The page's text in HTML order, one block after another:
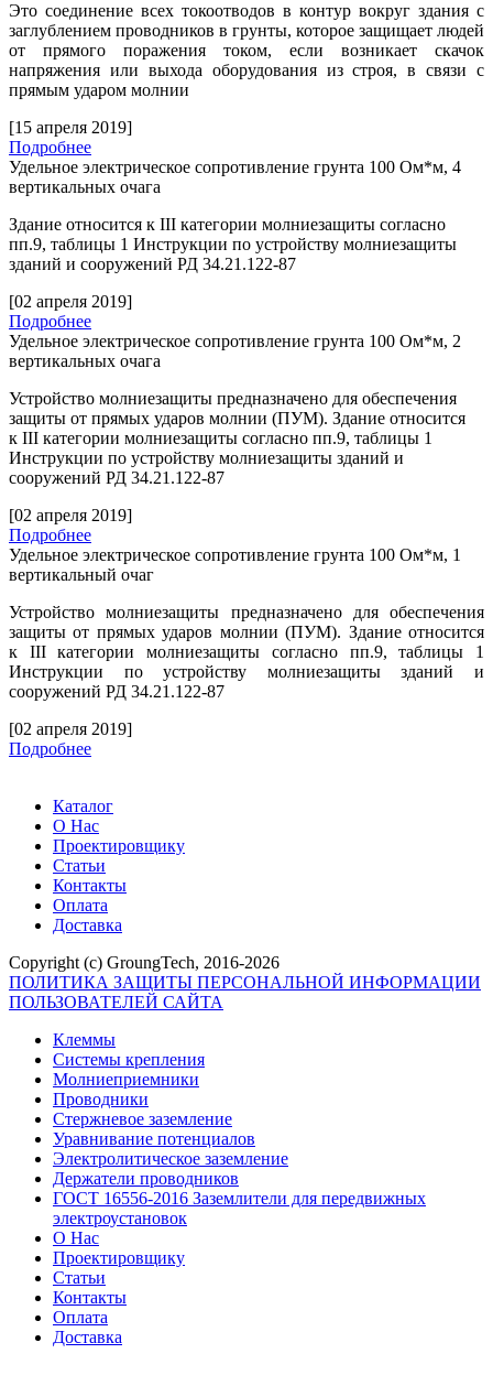
Это соединение всех токоотводов в контур вокруг здания с
заглублением проводников в грунты, которое защищает людей
от прямого поражения током, если возникает скачок
напряжения или выхода оборудования из строя, в связи с
прямым ударом молнии
[15 апреля 2019]
Подробнее
Удельное электрическое сопротивление грунта 100 Ом*м, 4
вертикальных очага
Здание относится к III категории молниезащиты согласно
пп.9, таблицы 1 Инструкции по устройству молниезащиты
зданий и сооружений РД 34.21.122-87
[02 апреля 2019]
Подробнее
Удельное электрическое сопротивление грунта 100 Ом*м, 2
вертикальных очага
Устройство молниезащиты предназначено для обеспечения
защиты от прямых ударов молнии (ПУМ). Здание относится
к III категории молниезащиты согласно пп.9, таблицы 1
Инструкции по устройству молниезащиты зданий и
сооружений РД 34.21.122-87
[02 апреля 2019]
Подробнее
Удельное электрическое сопротивление грунта 100 Ом*м, 1
вертикальный очаг
Устройство молниезащиты предназначено для обеспечения
защиты от прямых ударов молнии (ПУМ). Здание относится
к IIIкатегории молниезащиты согласно пп.9, таблицы 1
Инструкции по устройству молниезащиты зданий и
сооружений РД 34.21.122-87
[02 апреля 2019]
Подробнее
Каталог
О Нас
Проектировщику
Статьи
Контакты
Оплата
Доставка
Copyright (c) GroungTech, 2016-2026
ПОЛИТИКА ЗАЩИТЫ ПЕРСОНАЛЬНОЙ ИНФОРМАЦИИ
ПОЛЬЗОВАТЕЛЕЙ САЙТА
Клеммы
Системы крепления
Молниеприемники
Проводники
Стержневое заземление
Уравнивание потенциалов
Электролитическое заземление
Держатели проводников
ГОСТ 16556-2016 Заземлители для передвижных
электроустановок
О Нас
Проектировщику
Статьи
Контакты
Оплата
Доставка